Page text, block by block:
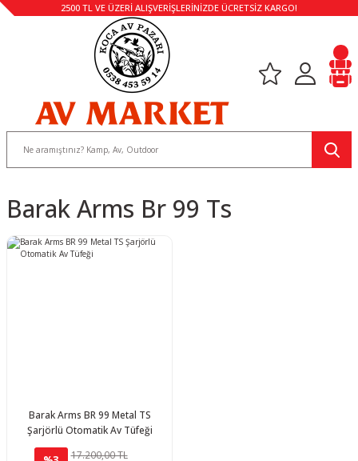
2500 TL VE ÜZERİ ALIŞVERİŞLERİNİZDE ÜCRETSİZ KARGO!
Barak Arms Br 99 Ts
Barak Arms BR 99 Metal TS
Şarjörlü Otomatik Av Tüfeği
17.200,00 TL